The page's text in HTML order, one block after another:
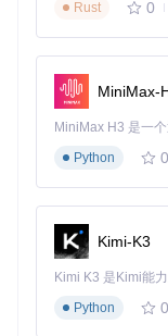
操作的可能！
Rust
0
MiniMax-
Python
0
Kimi-K3
Python
0